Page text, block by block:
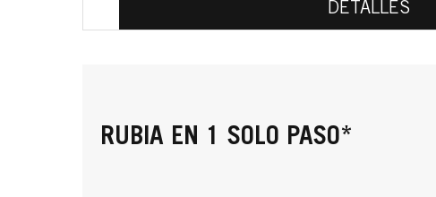
DETALLES
RUBIA EN 1 SOLO PASO*